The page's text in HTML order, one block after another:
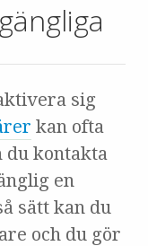
sig
kan ofta
du kontakta
en
sätt kan du
och du gör